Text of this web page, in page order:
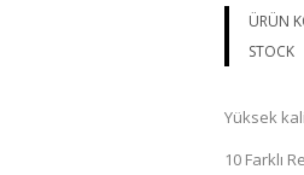
ÜRÜN
STOCK
Yüksek
10 Farklı